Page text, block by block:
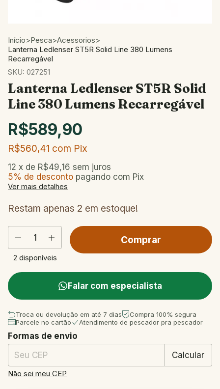
Início>Pesca>Acessorios>
Lanterna Ledlenser ST5R Solid Line 380 Lumens
Recarregável
SKU: 027251
Lanterna Ledlenser ST5R Solid
Line 380 Lumens Recarregável
R$589,90
R$560,41 com Pix
12 x de R$49,16 sem juros
5% de desconto pagando com Pix
Ver mais detalhes
Restam apenas 2 em estoque!
2 disponíveis
Falar com especialista
Troca ou devolução em até 7 dias
Compra 100% segura
Parcele no cartão
Atendimento de pescador pra pescador
Entregas para o CEP:
Formas de envio
Calcular
Não sei meu CEP